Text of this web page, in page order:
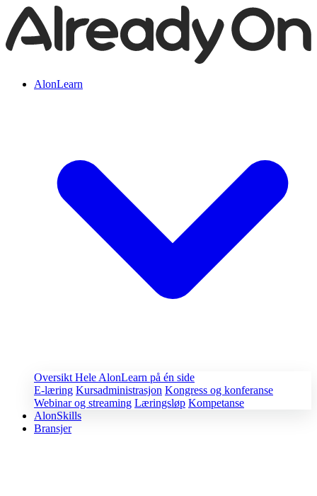
AlonLearn
Oversikt Hele AlonLearn på én side
E-læring Kursadministrasjon Kongress og konferanse
Webinar og streaming Læringsløp Kompetanse
AlonSkills
Bransjer